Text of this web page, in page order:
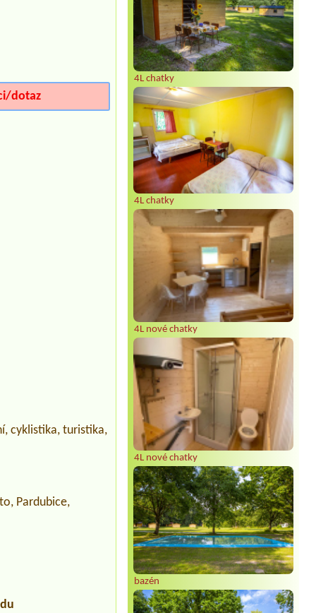
4L chatky
4L chatky
4L nové chatky
4L nové chatky
bazén
dotaz
cyklistika, turistika,
Pardubice,